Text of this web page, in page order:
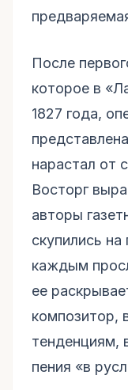
После
которое в
1827 года,
нарастал от
Восторг
авторы
скупились
каждым
ее
композитор,
тенденциям,
пения «в